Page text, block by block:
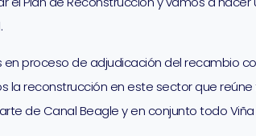
en proceso de adjudicación del recambio
la reconstrucción en este sector que
de Canal Beagle y en conjunto todo Viña